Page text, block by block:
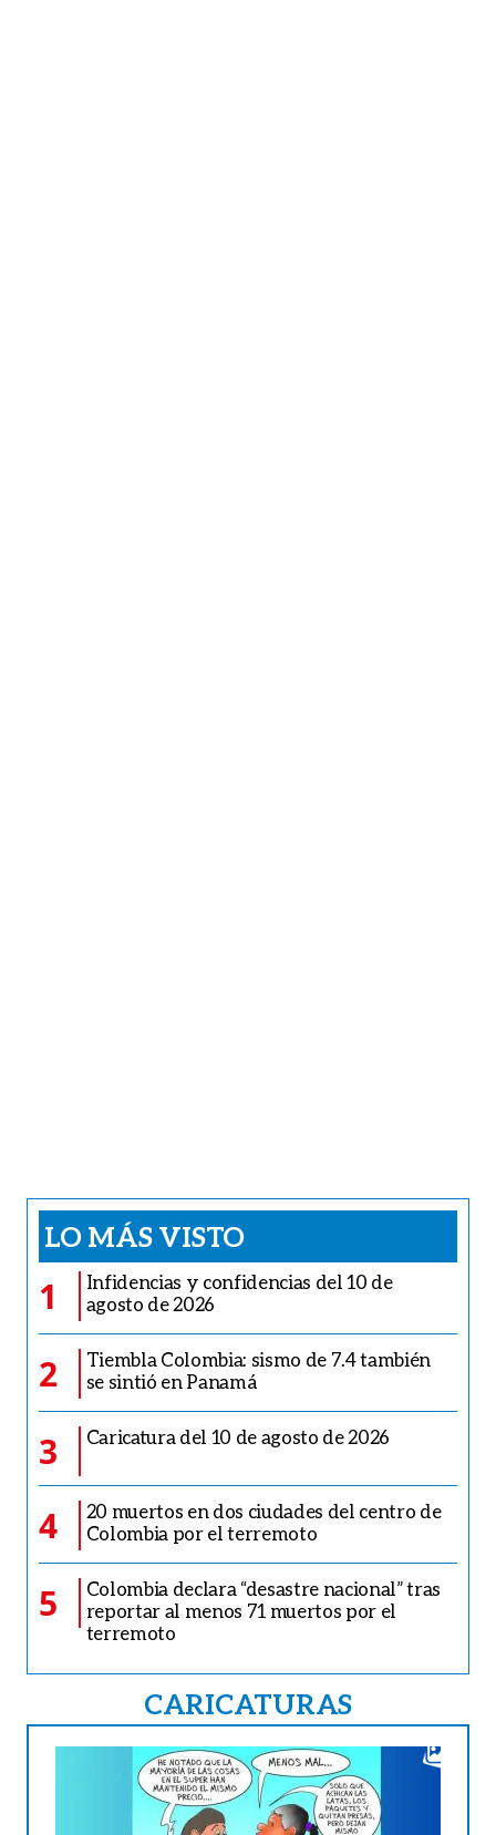
LO MÁS VISTO
1
Infidencias y confidencias del 10 de
agosto de 2026
2
Tiembla Colombia: sismo de 7.4 también
se sintió en Panamá
3 Caricatura del 10 de agosto de 2026
4
20 muertos en dos ciudades del centro de
Colombia por el terremoto
5
Colombia declara “desastre nacional” tras
reportar al menos 71 muertos por el
terremoto
CARICATURAS